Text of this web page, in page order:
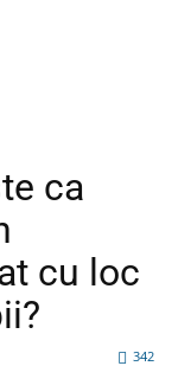
ca
cu loc
342